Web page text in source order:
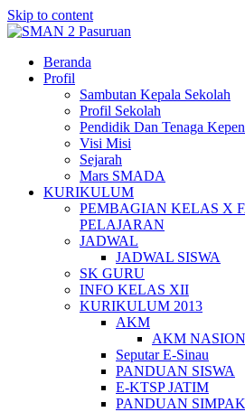
Skip to content
Beranda
Profil
Sambutan Kepala Sekolah
Profil Sekolah
Pendidik Dan Tenaga
Visi Misi
Sejarah
Mars SMADA
KURIKULUM
PEMBAGIAN KELAS X
PELAJARAN
JADWAL
JADWAL SISWA
SK GURU
INFO KELAS XII
KURIKULUM 2013
AKM
AKM
Seputar E-Sinau
PANDUAN SISWA
E-KTSP JATIM
PANDUAN